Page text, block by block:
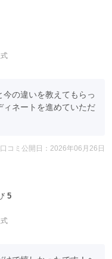
の違いを教えてもらっ
ィネートを進めていただ
口コミ公開日：2026年06月26日
5